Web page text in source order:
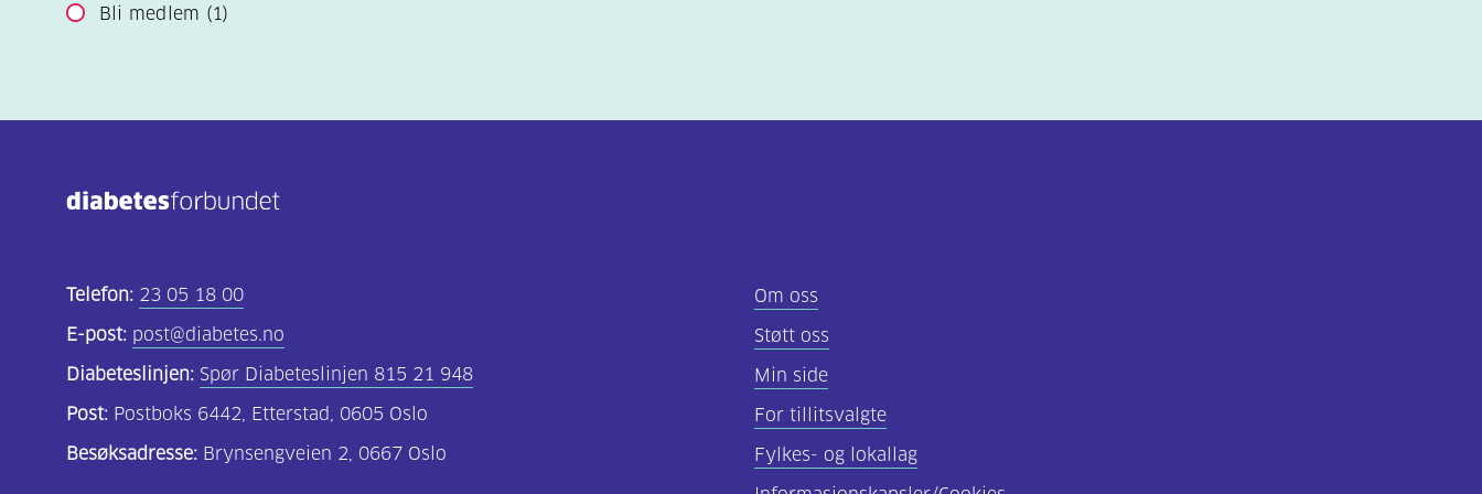
Bli medlem (1)
Telefon: 23 05 18 00
E-post: post@diabetes.no
Diabeteslinjen: Spør Diabeteslinjen 815 21 948
Post: Postboks 6442, Etterstad, 0605 Oslo
Besøksadresse: Brynsengveien 2, 0667 Oslo
Om oss
Støtt oss
Min side
For tillitsvalgte
Fylkes- og lokallag